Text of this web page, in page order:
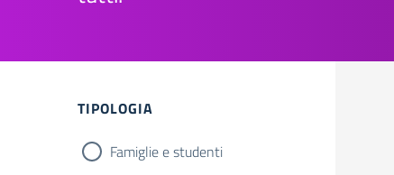
TIPOLOGIA
Famiglie e studenti